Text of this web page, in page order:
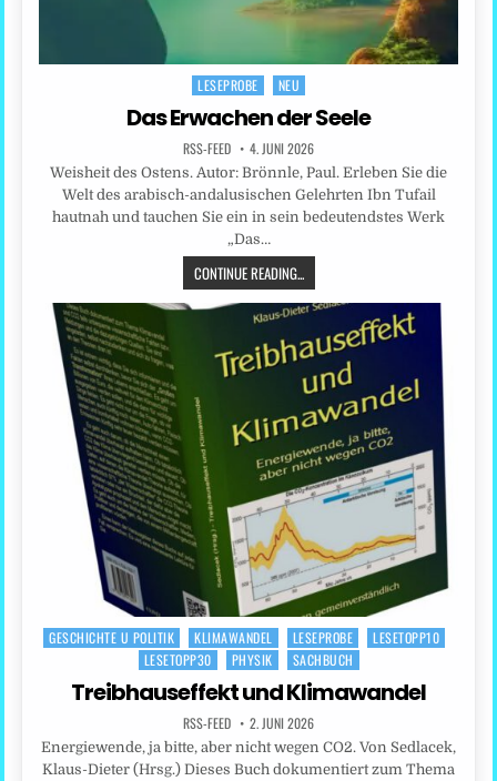
Posted
LESEPROBE NEU
Das Erwachen der Seele
RSS-FEED 4. JUNI 2026
Weisheit des Ostens. Autor: Brönnle, Paul. Erleben Sie die
Welt des arabisch-andalusischen Gelehrten Ibn Tufail
hautnah und tauchen Sie ein in sein bedeutendstes Werk
„Das…
CONTINUE READING...
Posted
GESCHICHTE U POLITIK KLIMAWANDEL LESEPROBE
LESETOPP10
LESETOPP30
PHYSIK SACHBUCH
Treibhauseffekt und Klimawandel
RSS-FEED 2. JUNI 2026
Energiewende, ja bitte, aber nicht wegen CO2. Von Sedlacek,
Klaus-Dieter (Hrsg.) Dieses Buch dokumentiert zum Thema